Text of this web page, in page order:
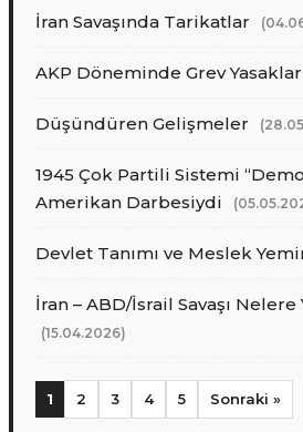
İran Savaşında Tarikatlar
AKP Döneminde Grev
Düşündüren Gelişmeler
1945 Çok Partili Sistemi
Amerikan Darbesiydi
Devlet Tanımı ve Meslek
İran – ABD/İsrail Savaşı Nelere
(15.04.2026)
1 2 3 4 5 Sonraki »